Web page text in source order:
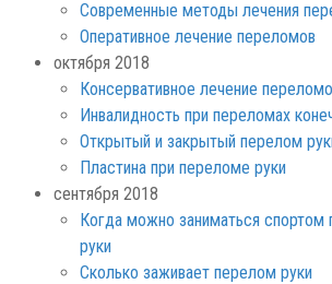
Современные методы лечения
Оперативное лечение переломов
октября 2018
Консервативное лечение
Инвалидность при переломах
Открытый и закрытый перелом
Пластина при переломе руки
сентября 2018
Когда можно заниматься спортом
руки
Сколько заживает перелом руки